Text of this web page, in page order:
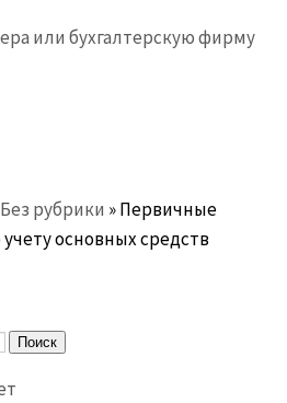
или бухгалтерскую фирму
Без рубрики »Первичные
основных средств